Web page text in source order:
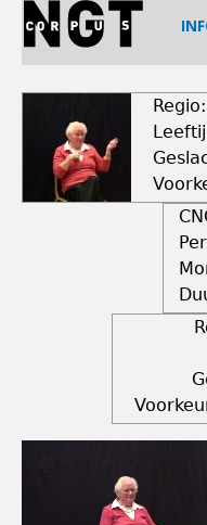
Jump
navigation